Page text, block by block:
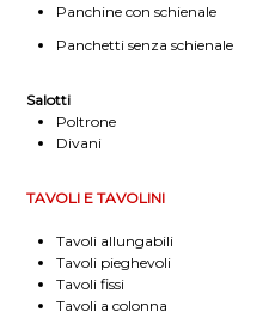
Panchine con schienale
Panchetti senza schienale
Salotti
Poltrone
Divani
TAVOLI E TAVOLINI
Tavoli allungabili
Tavoli pieghevoli
Tavoli fissi
Tavoli a colonna